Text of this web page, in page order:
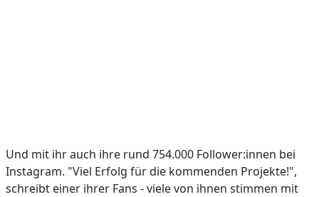
Und mit ihr auch ihre rund 754.000 Follower:innen bei
Instagram. "Viel Erfolg für die kommenden Projekte!",
schreibt einer ihrer Fans - viele von ihnen stimmen mit